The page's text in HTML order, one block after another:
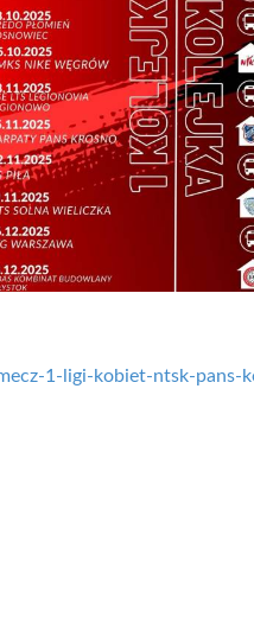
1-ligi-kobiet-ntsk-pans-